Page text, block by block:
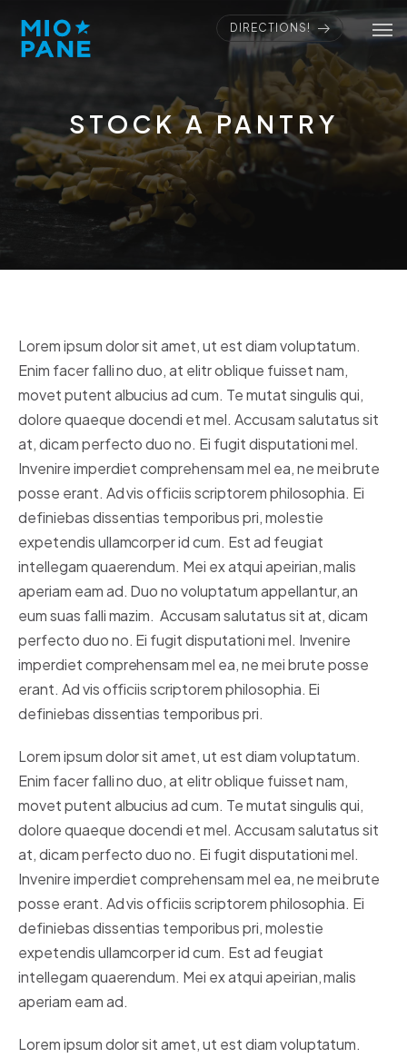
DIRECTIONS!
STOCK A PANTRY
Lorem ipsum dolor sit amet, ut est diam voluptatum.
Enim facer falli no duo, at elitr oblique fuisset nam,
movet putent albucius ad cum. Te mutat singulis qui,
dolore quaeque docendi et mel. Accusam salutatus sit
at, dicam perfecto duo no. Ei fugit disputationi mel.
Invenire imperdiet comprehensam mel ea, ne mei brute
posse erant. Ad vis officiis scriptorem philosophia. Ei
definiebas dissentias temporibus pri, molestie
expetendis ullamcorper id cum. Est ad feugiat
intellegam quaerendum. Mei ex atqui apeirian, malis
aperiam eam ad. Duo no voluptatum appellantur, an
eum suas falli mazim. Accusam salutatus sit at, dicam
perfecto duo no. Ei fugit disputationi mel. Invenire
imperdiet comprehensam mel ea, ne mei brute posse
erant. Ad vis officiis scriptorem philosophia. Ei
definiebas dissentias temporibus pri.
Lorem ipsum dolor sit amet, ut est diam voluptatum.
Enim facer falli no duo, at elitr oblique fuisset nam,
movet putent albucius ad cum. Te mutat singulis qui,
dolore quaeque docendi et mel. Accusam salutatus sit
at, dicam perfecto duo no. Ei fugit disputationi mel.
Invenire imperdiet comprehensam mel ea, ne mei brute
posse erant. Ad vis officiis scriptorem philosophia. Ei
definiebas dissentias temporibus pri, molestie
expetendis ullamcorper id cum. Est ad feugiat
intellegam quaerendum. Mei ex atqui apeirian, malis
aperiam eam ad.
Lorem ipsum dolor sit amet, ut est diam voluptatum.